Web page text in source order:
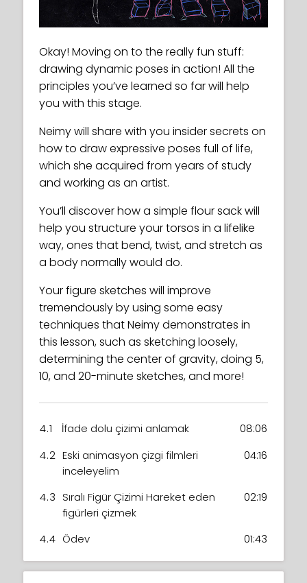
Okay! Moving on to the really fun stuff:
drawing dynamic poses in action! All the
principles you’ve learned so far will help
you with this stage.
Neimy will share with you insider secrets on
how to draw expressive poses full of life,
which she acquired from years of study
and working as an artist.
You’ll discover how a simple flour sack will
help you structure your torsos in a lifelike
way, ones that bend, twist, and stretch as
a body normally would do.
Your figure sketches will improve
tremendously by using some easy
techniques that Neimy demonstrates in
this lesson, such as sketching loosely,
determining the center of gravity, doing 5,
10, and 20-minute sketches, and more!
4.1 İfade dolu çizimi anlamak
08:06
4.2 Eski animasyon çizgi filmleri
inceleyelim
04:16
4.3 Sıralı Figür Çizimi Hareket eden
figürleri çizmek
02:19
4.4 Ödev 01:43